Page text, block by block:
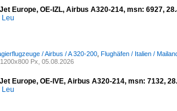
Europe, OE-IZL, Airbus A320-214, msn: 6927,
Leu
/ Airbus / A 320-200 Flughäfen / Italien /
1200x800 Px, 05.08.2026
Europe, OE-IVE, Airbus A320-214, msn: 7132,
Leu